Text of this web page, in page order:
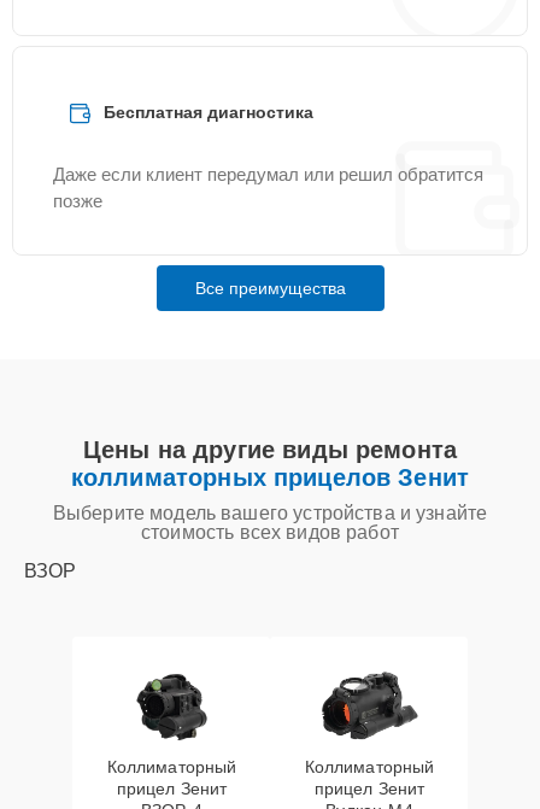
Бесплатная диагностика
Даже если клиент передумал или решил обратится
позже
Все преимущества
Цены на другие виды ремонта
коллиматорных прицелов Зенит
Выберите модель вашего устройства и узнайте
стоимость всех видов работ
ВЗОР
Коллиматорный
прицел Зенит
Коллиматорный
прицел Зенит